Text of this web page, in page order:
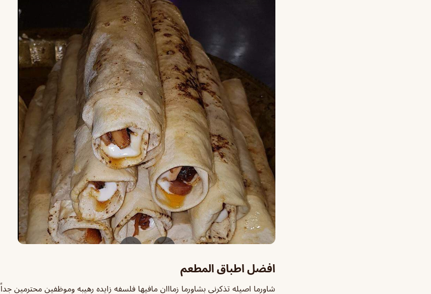
افضل اطباق المطعم
شاورما اصيله تذكرني بشاورما زمااان مافيها فلسفه زايده رهيبه وموظفين محترمين جداً